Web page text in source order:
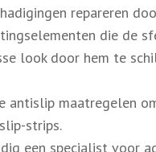
repareren
die de
look door hem te
antislip maatregelen
strips.
een specialist voor